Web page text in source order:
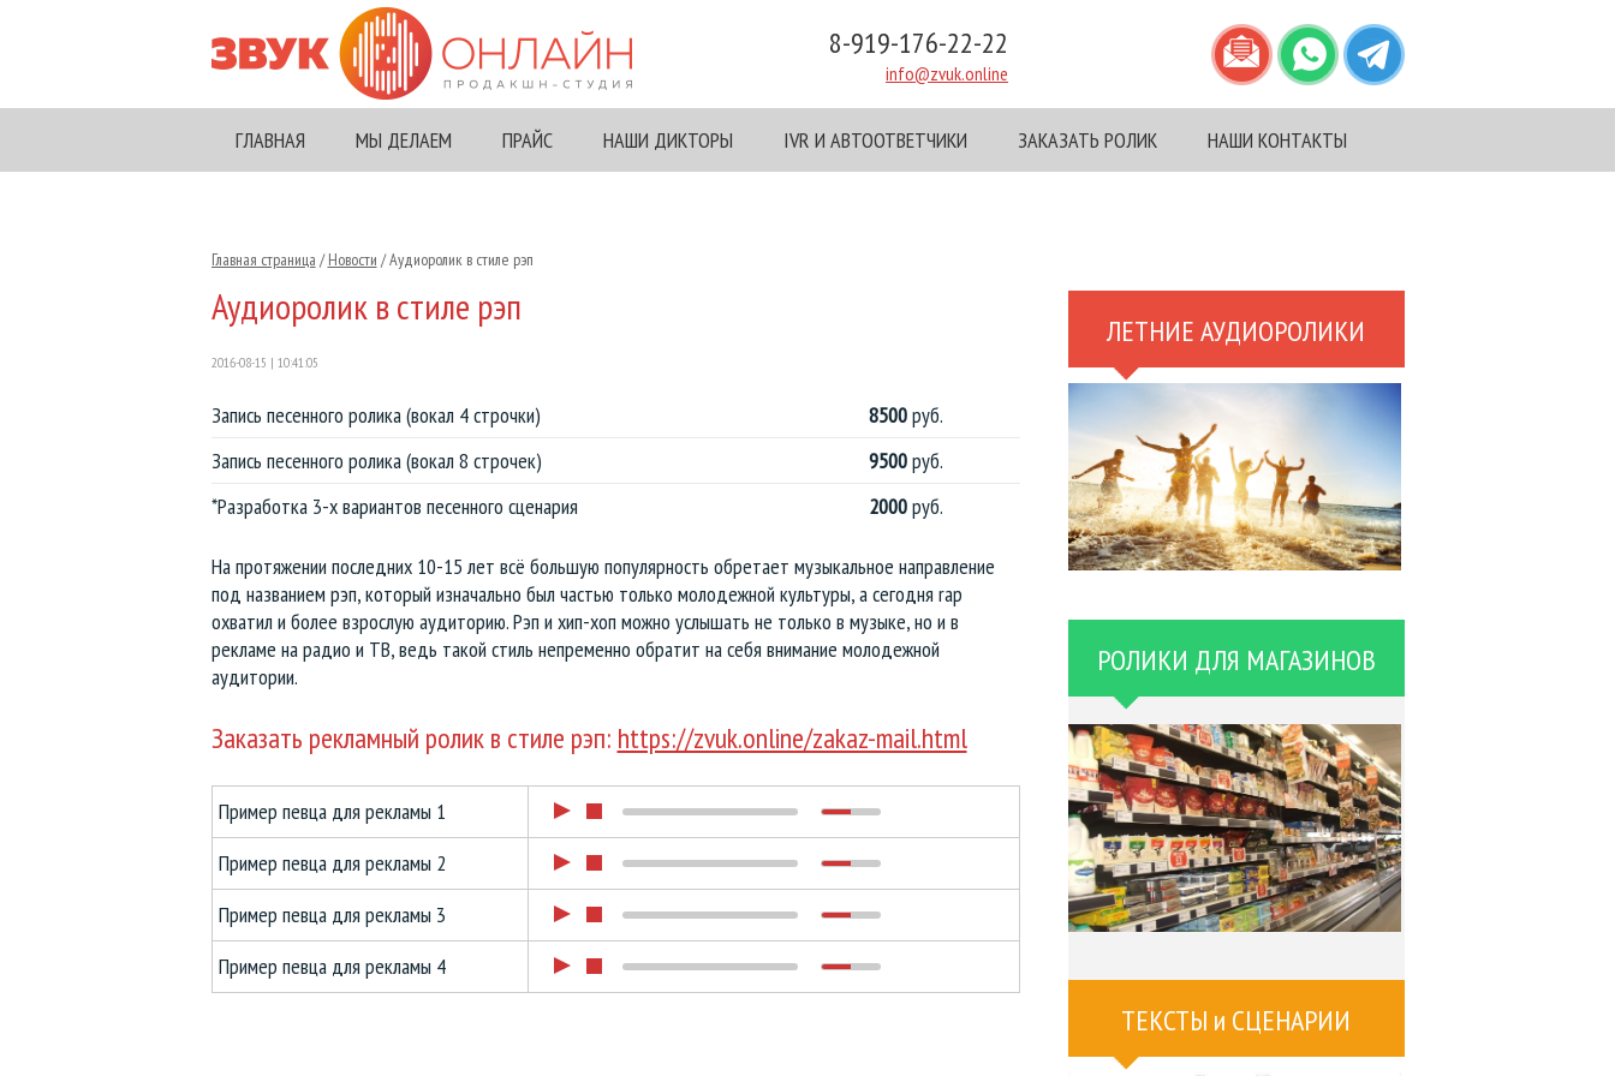
Ролики на зарубежных языках
Джинглы, отбивки, заставки
Тексты и сценарии для роликов
Аудиокниги, озвучка рассказов
Голосовые экскурсии и гиды
Анонсы концертов и выступлений
Объявления для транспорта
Реклама для торговых центров
Озвучка видео и презентаций
Аудиоролики Черная пятница
Голоса для IVR и автоответчиков
Голоса для озвучки текстов и видео
8-919-176-22-22
info@zvuk.online
ГЛАВНАЯ МЫ ДЕЛАЕМ ПРАЙС НАШИ ДИКТОРЫ IVR И АВТООТВЕТЧИКИ ЗАКАЗАТЬ РОЛИК НАШИ КОНТАКТЫ
Главная страница /Новости / Аудиоролик в стиле рэп
Аудиоролик в стиле рэп
2016-08-15 | 10:41:05
Запись песенного ролика (вокал 4 строчки) 8500руб.
Запись песенного ролика (вокал 8 строчек)
9500руб.
*Разработка 3-х вариантов песенного сценария
2000руб.
На протяжении последних 10-15 лет всё большую популярность обретает музыкальное направление
под названием рэп, который изначально был частью только молодежной культуры, а сегодня rap
охватил и более взрослую аудиторию. Рэп и хип-хоп можно услышать не только в музыке, но и в
рекламе на радио и ТВ, ведь такой стиль непременно обратит на себя внимание молодежной
аудитории.
Заказать рекламный ролик в стиле рэп: https://zvuk.online/zakaz-mail.html
Пример певца для рекламы 1
Пример певца для рекламы 2
Пример певца для рекламы 3
Пример певца для рекламы 4
ЛЕТНИЕ АУДИОРОЛИКИ
РОЛИКИ ДЛЯ МАГАЗИНОВ
ТЕКСТЫ и СЦЕНАРИИ